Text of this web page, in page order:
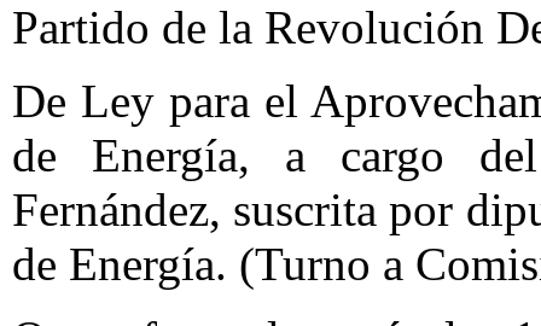
Partido de la Revolución
De Ley para el
de Energía, a cargo
Fernández, suscrita por
de Energía. (Turno a